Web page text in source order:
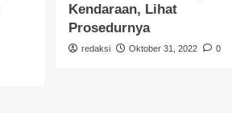
Kendaraan, Lihat
Prosedurnya
redaksi Oktober 31, 2022 0